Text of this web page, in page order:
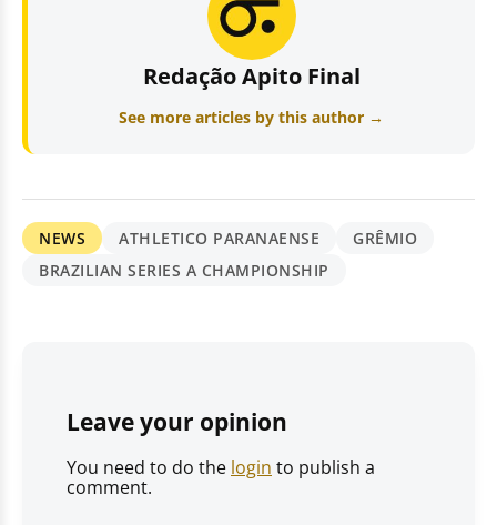
Redação Apito Final
See more articles by this author →
NEWS ATHLETICO PARANAENSE
GRÊMIO
BRAZILIAN SERIES A CHAMPIONSHIP
Leave your opinion
You need to do the login to publish a
comment.